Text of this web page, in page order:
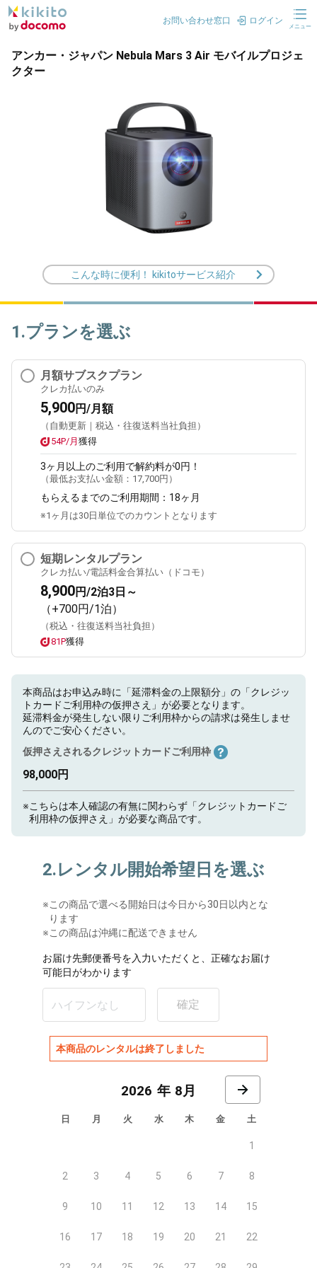
お問い合わせ窓口 ログイン
メニュー
アンカー・ジャパン Nebula Mars 3 Air モバイルプロジェ
クター
こんな時に便利！ kikitoサービス紹介
1.プランを選ぶ
月額サブスクプラン
クレカ払いのみ
5,900円/月額
（自動更新｜税込・往復送料当社負担）
54P/月 獲得
3ヶ月 以上のご利用で解約料が0円！
（最低お支払い金額： 17,700円 ）
もらえるまでのご利用期間： 18ヶ月
※1ヶ月は30日単位でのカウントとなります
短期レンタルプラン
クレカ払い/電話料金合算払い（ドコモ）
8,900円/2泊3日～
（+700円/1泊）
（税込・往復送料当社負担）
81P獲得
本商品はお申込み時に「延滞料金の上限額分」の「クレジッ
トカードご利用枠の仮押さえ」が必要となります。
延滞料金が発生しない限りご利用枠からの請求は発生しませ
んのでご安心ください。
仮押さえされるクレジットカードご利用枠
98,000円
※こちらは本人確認の有無に関わらず「クレジットカードご
利用枠の仮押さえ」が必要な商品です。
2.レンタル開始希望日を選ぶ
※この商品で選べる開始日は今日から30日以内とな
ります
※この商品は沖縄に配送できません
お届け先郵便番号を入力いただくと、正確なお届け
可能日がわかります
確定
本商品のレンタルは終了しました
8月
日 月 火 水 木 金 土
1
2 3 4 5 6 7 8
9 10 11 12 13 14 15
16 17 18 19 20 21 22